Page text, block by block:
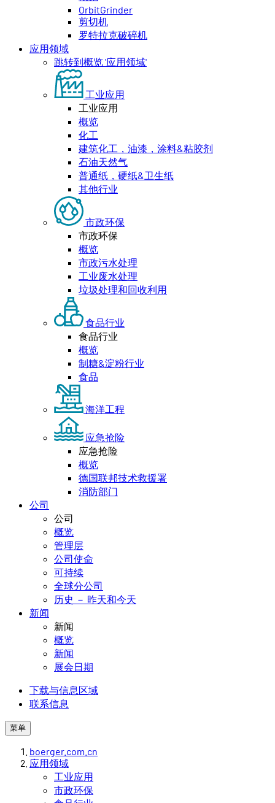
OrbitGrinder
剪切机
罗特拉克破碎机
应用领域
跳转到概览 '应用领域'
工业应用
工业应用
概览
化工
建筑化工，油漆，涂料&粘胶剂
石油天然气
普通纸，硬纸&卫生纸
其他行业
市政环保
市政环保
概览
市政污水处理
工业废水处理
垃圾处理和回收利用
食品行业
食品行业
概览
制糖&淀粉行业
食品
海洋工程
应急抢险
应急抢险
概览
德国联邦技术救援署
消防部门
公司
公司
概览
管理层
公司使命
可持续
全球分公司
历史 － 昨天和今天
新闻
新闻
概览
新闻
展会日期
下载与信息区域
联系信息
菜单
boerger.com.cn
应用领域
工业应用
市政环保